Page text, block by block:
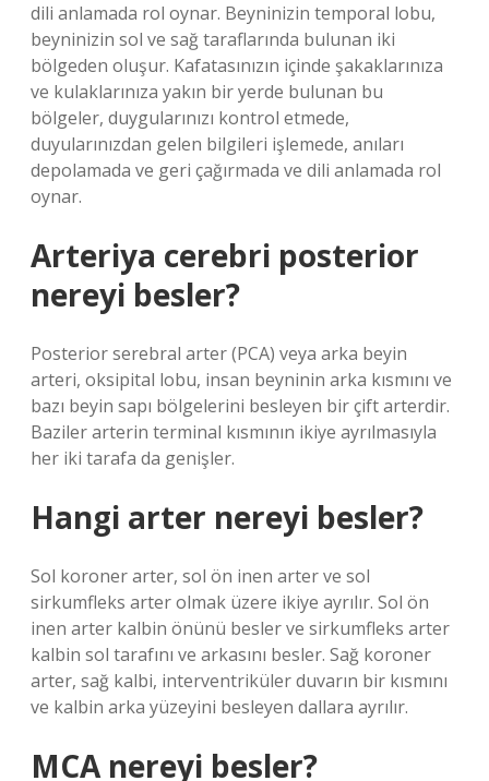
dili anlamada rol oynar. Beyninizin temporal lobu,
beyninizin sol ve sağ taraflarında bulunan iki
bölgeden oluşur. Kafatasınızın içinde şakaklarınıza
ve kulaklarınıza yakın bir yerde bulunan bu
bölgeler, duygularınızı kontrol etmede,
duyularınızdan gelen bilgileri işlemede, anıları
depolamada ve geri çağırmada ve dili anlamada rol
oynar.
Arteriya cerebri posterior
nereyi besler?
Posterior serebral arter (PCA) veya arka beyin
arteri, oksipital lobu, insan beyninin arka kısmını ve
bazı beyin sapı bölgelerini besleyen bir çift arterdir.
Baziler arterin terminal kısmının ikiye ayrılmasıyla
her iki tarafa da genişler.
Hangi arter nereyi besler?
Sol koroner arter, sol ön inen arter ve sol
sirkumfleks arter olmak üzere ikiye ayrılır. Sol ön
inen arter kalbin önünü besler ve sirkumfleks arter
kalbin sol tarafını ve arkasını besler. Sağ koroner
arter, sağ kalbi, interventriküler duvarın bir kısmını
ve kalbin arka yüzeyini besleyen dallara ayrılır.
MCA nereyi besler?